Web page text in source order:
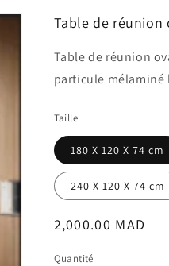
Table de réunion
Table de réunion
particule mélaminé
Taille
180 X 120 X 74 cm
240 X 120 X 74 cm
Prix
2,000.00 MAD
Quantité